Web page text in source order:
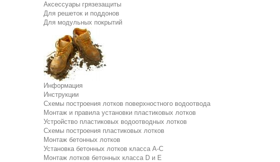
Аксессуары грязезащиты
Для решеток и поддонов
Для модульных покрытий
Информация
Инструкции
Схемы построения лотков поверхностного водоотвода
Монтаж и правила установки пластиковых лотков
Устройство пластиковых водоотводных лотков
Схемы построения пластиковых лотков
Монтаж бетонных лотков
Установка бетонных лотков класса A-C
Монтаж лотков бетонных класса D и E